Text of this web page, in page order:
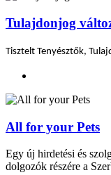
Tulajdonjog
Tisztelt Tenyésztők,
All for your Pets
Egy új hirdetési és
dolgozók részére a